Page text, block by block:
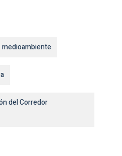
medioambiente
del Corredor